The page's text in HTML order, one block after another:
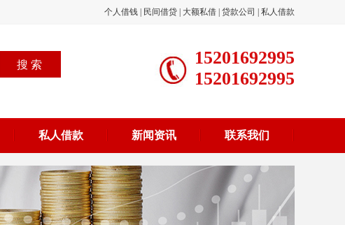
个人借钱 民间借贷 大额私借 贷款公司 私人借款
15201692995
15201692995
私人借款 新闻资讯 联系我们